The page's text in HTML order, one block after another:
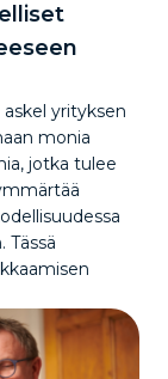
yrityksen
monia
jotka tulee
Tässä